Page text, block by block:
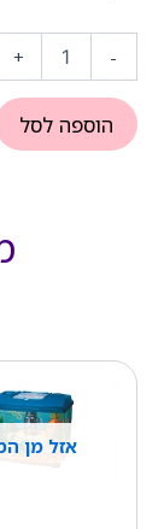
-
של
פנג
שוואי
+
הוספה לסל
אזל מן